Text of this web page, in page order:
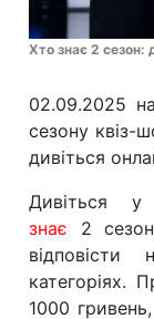
Хто знає 2 сезон:
02.09.2025
сезону квіз-
дивіться
Дивіться
знає 2
категоріях.
1000